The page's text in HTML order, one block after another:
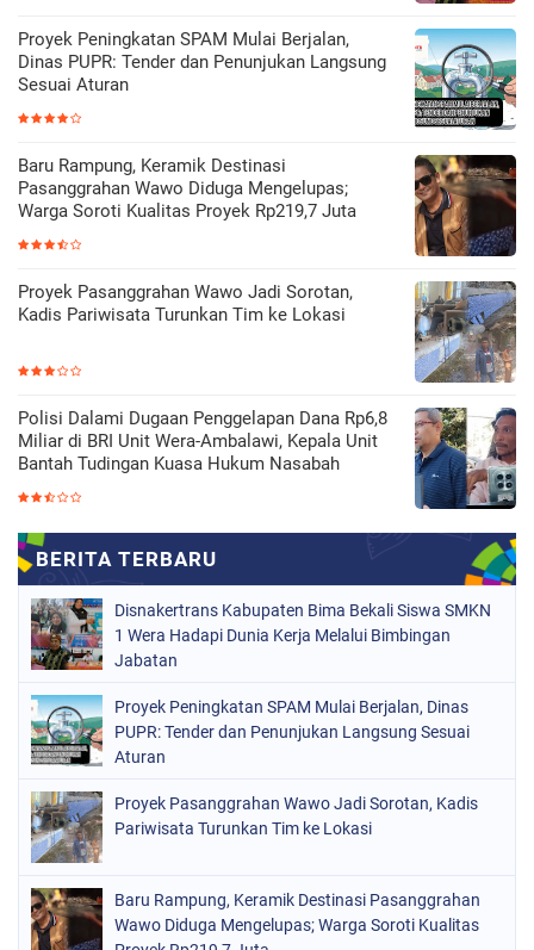
Proyek Peningkatan SPAM Mulai Berjalan,
Dinas PUPR: Tender dan Penunjukan Langsung
Sesuai Aturan
Baru Rampung, Keramik Destinasi
Pasanggrahan Wawo Diduga Mengelupas;
Warga Soroti Kualitas Proyek Rp219,7 Juta
Proyek Pasanggrahan Wawo Jadi Sorotan,
Kadis Pariwisata Turunkan Tim ke Lokasi
Polisi Dalami Dugaan Penggelapan Dana Rp6,8
Miliar di BRI Unit Wera-Ambalawi, Kepala Unit
Bantah Tudingan Kuasa Hukum Nasabah
Disnakertrans Kabupaten Bima Bekali Siswa SMKN
1 Wera Hadapi Dunia Kerja Melalui Bimbingan
Jabatan
Proyek Peningkatan SPAM Mulai Berjalan, Dinas
PUPR: Tender dan Penunjukan Langsung Sesuai
Aturan
Proyek Pasanggrahan Wawo Jadi Sorotan, Kadis
Pariwisata Turunkan Tim ke Lokasi
Baru Rampung, Keramik Destinasi Pasanggrahan
Wawo Diduga Mengelupas; Warga Soroti Kualitas